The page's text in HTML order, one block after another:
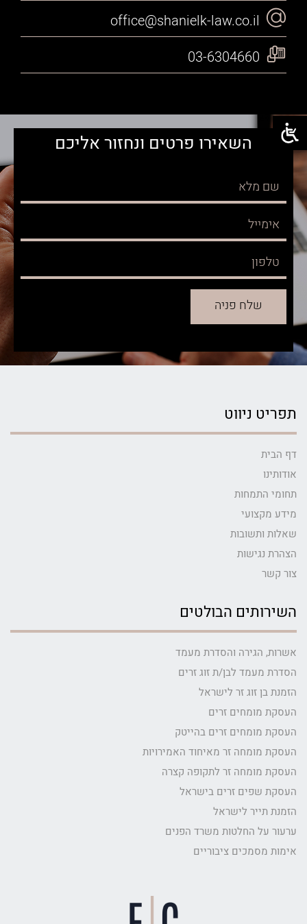
office@shanielk-law.co.il
03-6304660
השאירו פרטים ונחזור אליכם
תפריט ניווט
דף הבית
אודותינו
תחומי התמחות
מידע מקצועי
שאלות ותשובות
הצהרת נגישות
צור קשר
השירותים הבולטים
אשרות, הגירה והסדרת מעמד
הסדרת מעמד לבן/ת זוג זרים
הזמנת בן זוג זר לישראל
העסקת מומחים זרים
העסקת מומחים זרים בהייטק
העסקת מומחה זר מאיחוד האמירויות
העסקת מומחה זר לתקופה קצרה
העסקת שפים זרים בישראל
הזמנת תייר לישראל
ערעור על החלטות משרד הפנים
אימות מסמכים ציבוריים